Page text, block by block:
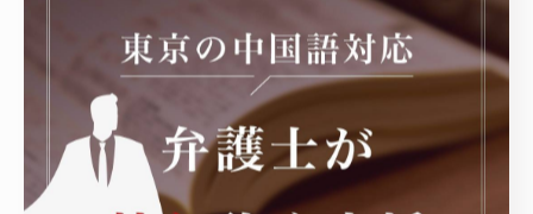
戦略の練り直しが不可欠です。被疑者の権利を守りつつ
真実を追求する過程では、何度も困難に直面しますが、
そのたびに諦めずに粘り強く取り組む姿勢が結果を左右
します。弁護士としての成長は、こうした挑戦の積み重
ねにより促され、案件解決までの道のりが次の実務の糧
となります。耐え難いと感じる場面でも冷静さを失わ